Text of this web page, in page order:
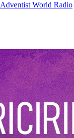
Adventist World Radio